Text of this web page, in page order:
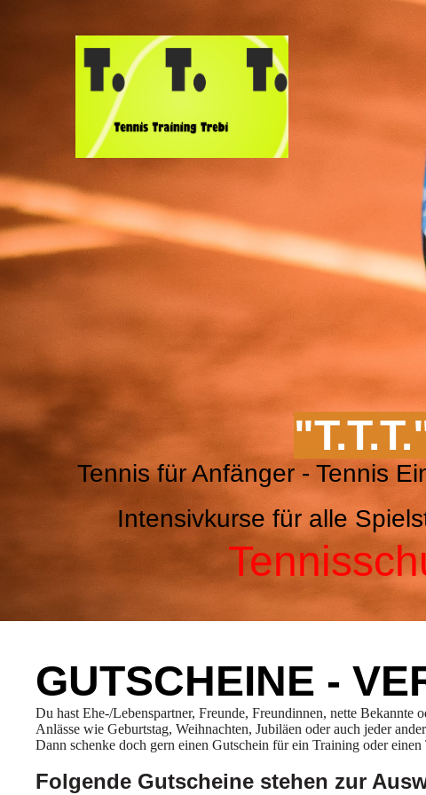
Tennis für Anfänger -
Intensivkurse für alle
GUTSCHEINE -
Du hast Ehe-/Lebenspartner, Freunde, Freundinnen, nette Bekannte
Anlässe wie Geburtstag, Weihnachten, Jubiläen oder auch jeder
Dann schenke doch gern einen Gutschein für ein Training oder einen
Folgende Gutscheine stehen zur